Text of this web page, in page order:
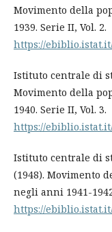
Movimento della
1939. Serie II, Vol. 2.
https://
Istituto centrale di
Movimento della
1940. Serie II, Vol. 3.
https://
Istituto centrale di
(1948). Movimento
negli anni 1941-
https://